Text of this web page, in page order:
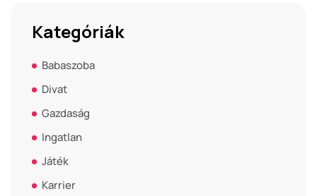
Kategóriák
Babaszoba
Divat
Gazdaság
Ingatlan
Játék
Karrier